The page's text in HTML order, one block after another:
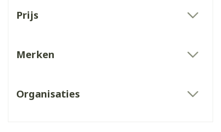
Prijs
Merken
Organisaties